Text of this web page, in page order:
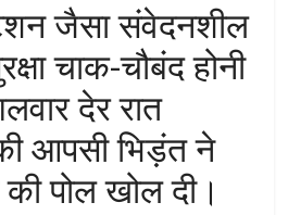
जैसा संवेदनशील
चाक-चौबंद होनी
देर रात
आपसी भिड़ंत ने
की पोल खोल दी।